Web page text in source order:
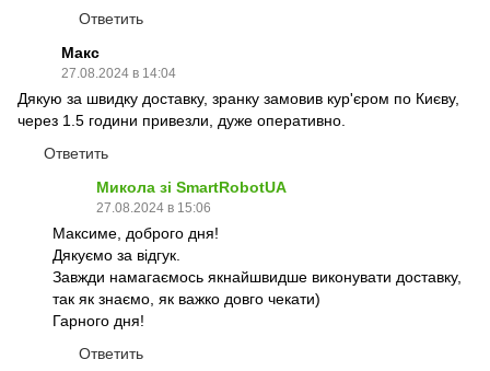
Ответить
Макс
27.08.2024 в 14:04
Дякую за швидку доставку, зранку замовив кур'єром по Києву,
через 1.5 години привезли, дуже оперативно.
Ответить
Микола зі SmartRobotUA
27.08.2024 в 15:06
Максиме, доброго дня!
Дякуємо за відгук.
Завжди намагаємось якнайшвидше виконувати доставку,
так як знаємо, як важко довго чекати)
Гарного дня!
Ответить